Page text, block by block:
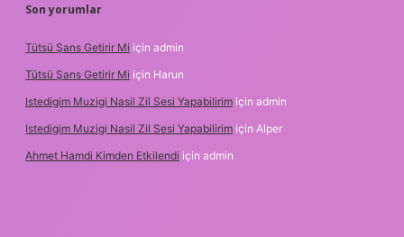
Son yorumlar
Tütsü Şans Getirir Mi için admin
Tütsü Şans Getirir Mi için Harun
Istedigim Muzigi Nasil Zil Sesi Yapabilirim için admin
Istedigim Muzigi Nasil Zil Sesi Yapabilirim için Alper
Ahmet Hamdi Kimden Etkilendi için admin